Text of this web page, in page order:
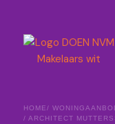
HOME/
/ ARCHITECT